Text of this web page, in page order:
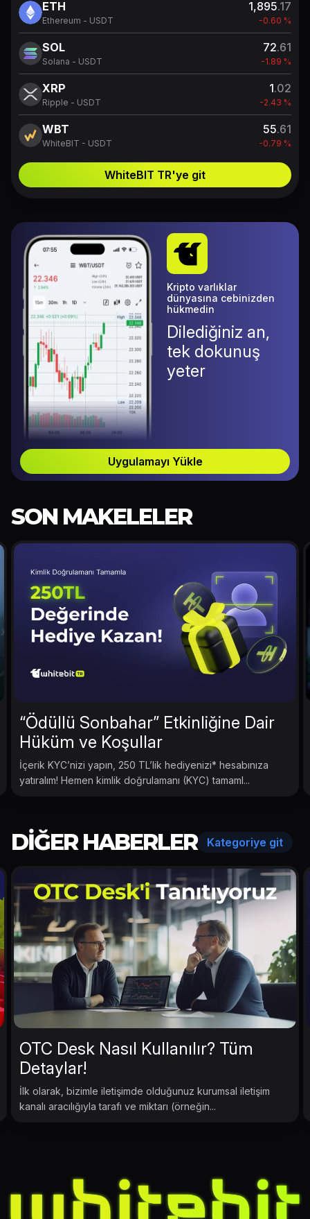
ETH
Ethereum - USDT
1,895.17
-0.60 %
SOL
Solana - USDT
72.61
-1.89 %
XRP
Ripple - USDT
1.02
-2.43 %
WBT
WhiteBIT - USDT
55.61
-0.79 %
WhiteBIT TR'ye git
Kripto varlıklar
dünyasına cebinizden
hükmedin
Dilediğiniz an,
tek dokunuş
yeter
Uygulamayı Yükle
SON MAKELELER
“Ödüllü Sonbahar” Etkinliğine Dair
Hüküm ve Koşullar
İçerik KYC’nizi yapın, 250 TL’lik hediyenizi* hesabınıza
yatıralım! Hemen kimlik doğrulamanı (KYC) tamaml...
DIĞER HABERLER Kategoriye git
OTC Desk Nasıl Kullanılır? Tüm
Detaylar!
İlk olarak, bizimle iletişimde olduğunuz kurumsal iletişim
kanalı aracılığıyla tarafı ve miktarı (örneğin...